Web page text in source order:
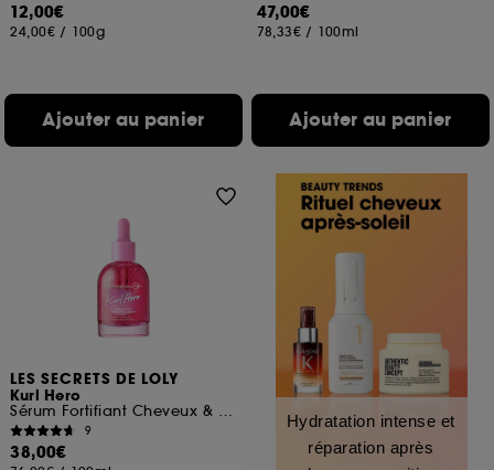
12,00€
24,00€ / 100g
Ajouter au panier
47,00€
78,33€ / 100ml
Ajouter au panier
LES SECRETS DE LOLY
Kurl Hero
Sérum Fortifiant Cheveux & Cuir Chevelu
9
38,00€
Hydratation intense et
réparation après